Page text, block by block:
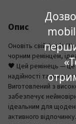
Опис
Оновіть свій Apple
чорним ремінцем,
🖤 Цей ремінець —
надійності та
Виготовлений з
забезпечує
ідеальним для
активного